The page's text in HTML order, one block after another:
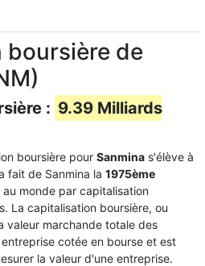
boursière de
: 9.39 Milliards
boursière pour Sanmina s'élève à
fait de Sanmina la 1975ème
monde par capitalisation
La capitalisation boursière, ou
valeur marchande totale des
cotée en bourse et est
la valeur d'une entreprise.